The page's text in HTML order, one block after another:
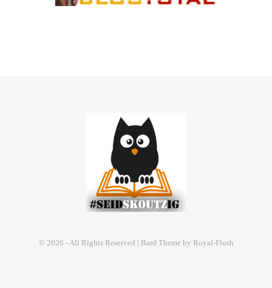
© 2026 - All Rights Reserved | Bard Theme by Royal-Flush